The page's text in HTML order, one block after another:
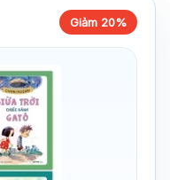
Giảm 20%